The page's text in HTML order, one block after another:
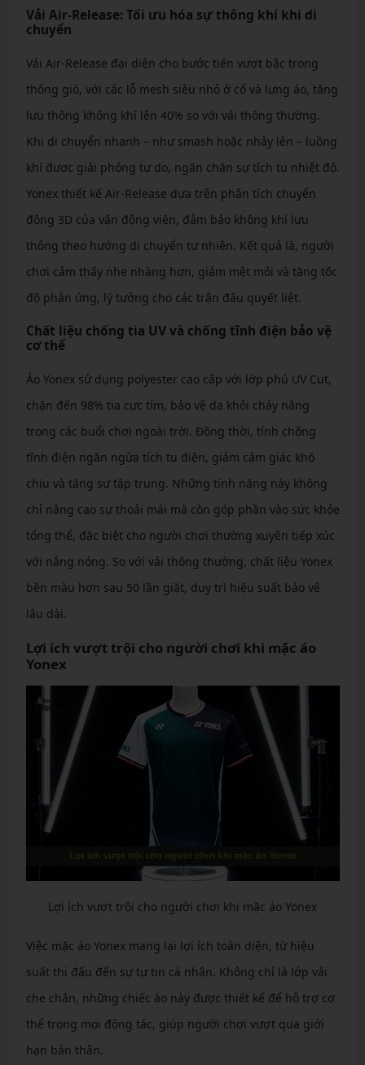
Vải Air-Release: Tối ưu hóa sự thông khí khi di
chuyển
Vải Air-Release đại diện cho bước tiến vượt bậc trong
thông gió, với các lỗ mesh siêu nhỏ ở cổ và lưng áo, tăng
lưu thông không khí lên 40% so với vải thông thường.
Khi di chuyển nhanh – như smash hoặc nhảy lên – luồng
khí được giải phóng tự do, ngăn chặn sự tích tụ nhiệt độ.
Yonex thiết kế Air-Release dựa trên phân tích chuyển
động 3D của vận động viên, đảm bảo không khí lưu
thông theo hướng di chuyển tự nhiên. Kết quả là, người
chơi cảm thấy nhẹ nhàng hơn, giảm mệt mỏi và tăng tốc
độ phản ứng, lý tưởng cho các trận đấu quyết liệt.
Chất liệu chống tia UV và chống tĩnh điện bảo vệ
cơ thể
Áo Yonex sử dụng polyester cao cấp với lớp phủ UV Cut,
chặn đến 98% tia cực tím, bảo vệ da khỏi cháy nắng
trong các buổi chơi ngoài trời. Đồng thời, tính chống
tĩnh điện ngăn ngừa tích tụ điện, giảm cảm giác khó
chịu và tăng sự tập trung. Những tính năng này không
chỉ nâng cao sự thoải mái mà còn góp phần vào sức khỏe
tổng thể, đặc biệt cho người chơi thường xuyên tiếp xúc
với nắng nóng. So với vải thông thường, chất liệu Yonex
bền màu hơn sau 50 lần giặt, duy trì hiệu suất bảo vệ
lâu dài.
Lợi ích vượt trội cho người chơi khi mặc áo
Yonex
Lợi ích vượt trội cho người chơi khi mặc áo Yonex
Việc mặc áo Yonex mang lại lợi ích toàn diện, từ hiệu
suất thi đấu đến sự tự tin cá nhân. Không chỉ là lớp vải
che chắn, những chiếc áo này được thiết kế để hỗ trợ cơ
thể trong mọi động tác, giúp người chơi vượt qua giới
hạn bản thân.